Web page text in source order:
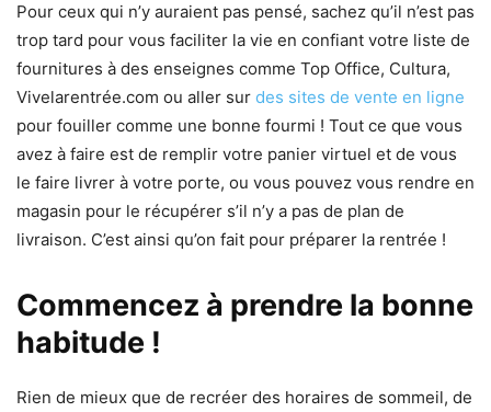
Pour ceux qui n’y auraient pas pensé, sachez qu’il n’est pas
trop tard pour vous faciliter la vie en confiant votre liste de
fournitures à des enseignes comme Top Office, Cultura,
Vivelarentrée.com ou aller sur des sites de vente en ligne
pour fouiller comme une bonne fourmi ! Tout ce que vous
avez à faire est de remplir votre panier virtuel et de vous
le faire livrer à votre porte, ou vous pouvez vous rendre en
magasin pour le récupérer s’il n’y a pas de plan de
livraison. C’est ainsi qu’on fait pour préparer la rentrée !
Commencez à prendre la bonne
habitude !
Rien de mieux que de recréer des horaires de sommeil, de